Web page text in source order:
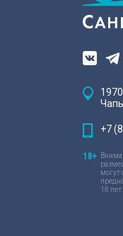
+7
могут
18 лет.